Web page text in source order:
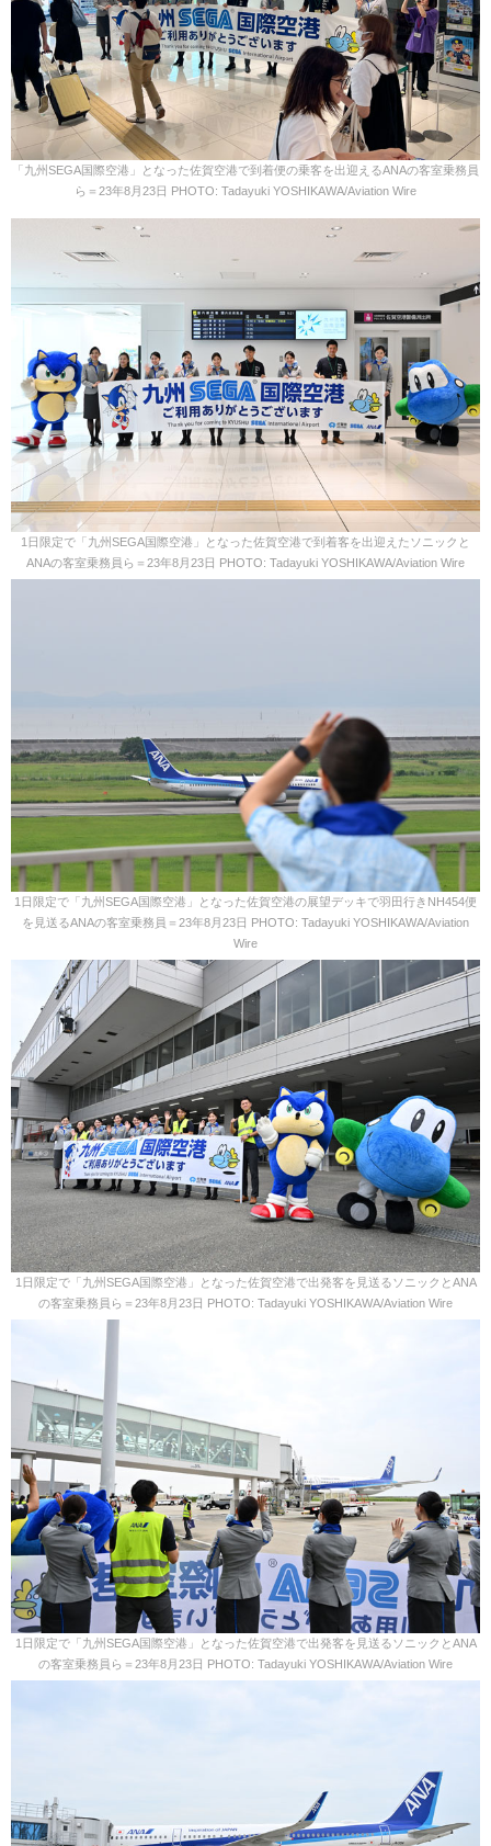
「九州SEGA国際空港」となった佐賀空港で到着便の乗客を出迎えるANAの客室乗務員
ら＝23年8月23日 PHOTO: Tadayuki YOSHIKAWA/Aviation Wire
1日限定で「九州SEGA国際空港」となった佐賀空港で到着客を出迎えたソニックと
ANAの客室乗務員ら＝23年8月23日 PHOTO: Tadayuki YOSHIKAWA/Aviation Wire
1日限定で「九州SEGA国際空港」となった佐賀空港の展望デッキで羽田行きNH454便
を見送るANAの客室乗務員＝23年8月23日 PHOTO: Tadayuki YOSHIKAWA/Aviation
Wire
1日限定で「九州SEGA国際空港」となった佐賀空港で出発客を見送るソニックとANA
の客室乗務員ら＝23年8月23日 PHOTO: Tadayuki YOSHIKAWA/Aviation Wire
1日限定で「九州SEGA国際空港」となった佐賀空港で出発客を見送るソニックとANA
の客室乗務員ら＝23年8月23日 PHOTO: Tadayuki YOSHIKAWA/Aviation Wire